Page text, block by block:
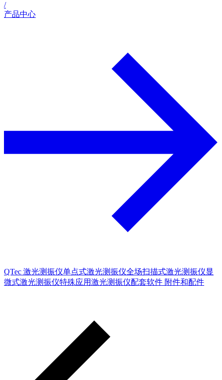
/
产品中心
QTec 激光测振仪单点式激光测振仪全场扫描式激光测振仪显
微式激光测振仪特殊应用激光测振仪配套软件 附件和配件